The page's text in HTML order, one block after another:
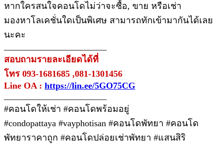
หากใครสนใจคอนโดไม่ว่าจะซื้อ, ขาย หรือเช่า
มองหาโลเคชั่นใดเป็นพิเศษ สามารถทักเข้ามากันได้เลย
นะคะ
สอบถามรายละเอียดได้ที่
โทร 093-1681685 ,081-1301456
Line OA : https://lin.ee/5GO75CG
#คอนโดให้เช่า #คอนโดพร้อมอยู่
#condopattaya #vayphotisan #คอนโดพัทยา #คอนโด
พัทยาราคาถูก #คอนโดปล่อยเช่าพัทยา #แสนสิริ